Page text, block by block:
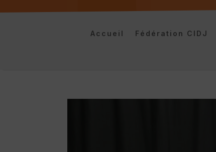
Accueil Fédération CIDJ